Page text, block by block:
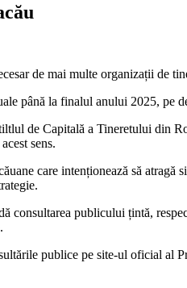
de mai multe organizații de
până la finalul anului 2025, pe
de Capitală a Tineretului din
sens.
care intenționează să
consultarea publicului țintă,
publice pe site-ul oficial